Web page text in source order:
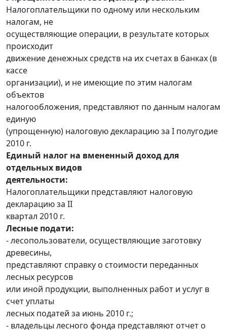
Налогоплательщики по одному или нескольким
налогам, не
осуществляющие операции, в результате которых
происходит
движение денежных средств на их счетах в банках (в
кассе
организации), и не имеющие по этим налогам
объектов
налогообложения, представляют по данным налогам
единую
(упрощенную) налоговую декларацию за I полугодие
2010 г.
Единый налог на вмененный доход для
отдельных видов
деятельности:
Налогоплательщики представляют налоговую
декларацию за II
квартал 2010 г.
Лесные подати:
- лесопользователи, осуществляющие заготовку
древесины,
представляют справку о стоимости переданных
лесных ресурсов
или иной продукции, выполненных работ и услуг в
счет уплаты
лесных податей за июнь 2010 г.;
- владельцы лесного фонда представляют отчет о